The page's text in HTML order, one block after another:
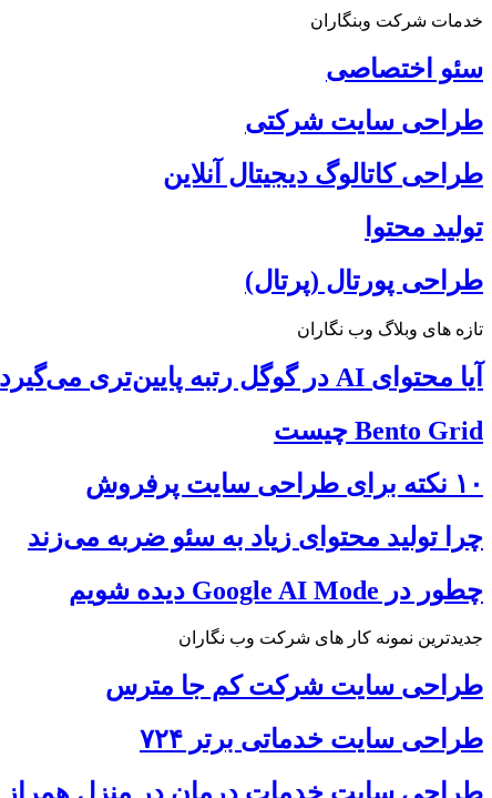
خدمات شرکت وبنگاران
سئو اختصاصی
طراحی سایت شرکتی
طراحی کاتالوگ دیجیتال آنلاین
تولید محتوا
طراحی پورتال (پرتال)
تازه های وبلاگ وب نگاران
آیا محتوای AI در گوگل رتبه پایین‌تری می‌گیرد
Bento Grid چیست
۱۰ نکته برای طراحی سایت پرفروش
چرا تولید محتوای زیاد به سئو ضربه می‌زند
چطور در Google AI Mode دیده شویم
جدیدترین نمونه کار های شرکت وب نگاران
طراحی سایت شرکت کم جا مترس
طراحی سایت خدماتی برتر ۷۲۴